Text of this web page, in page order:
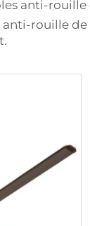
anti-
rouille de